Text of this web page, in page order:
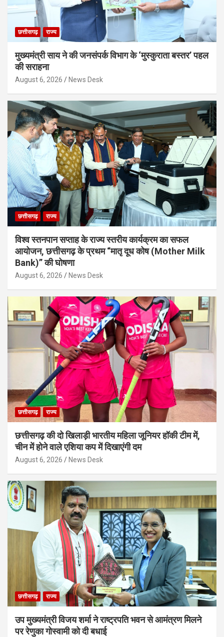
छत्तीसगढ़ राज्य
मुख्यमंत्री साय ने की जनसंपर्क विभाग के ‘मुस्कुराता बस्तर’ पहल
की सराहना
August 6, 2026 News Desk
छत्तीसगढ़ राज्य
विश्व स्तनपान सप्ताह के राज्य स्तरीय कार्यक्रम का सफल
आयोजन, छत्तीसगढ़ के प्रथम “मातृ दूध कोष (Mother Milk
Bank)” की घोषणा
August 6, 2026 News Desk
छत्तीसगढ़ राज्य
छत्तीसगढ़ की दो खिलाड़ी भारतीय महिला जूनियर हॉकी टीम में,
चीन में होने वाले एशिया कप में दिखाएंगी दम
August 6, 2026 News Desk
छत्तीसगढ़ राज्य
उप मुख्यमंत्री विजय शर्मा ने राष्ट्रपति भवन से आमंत्रण मिलने
पर रेणुका गोस्वामी को दी बधाई